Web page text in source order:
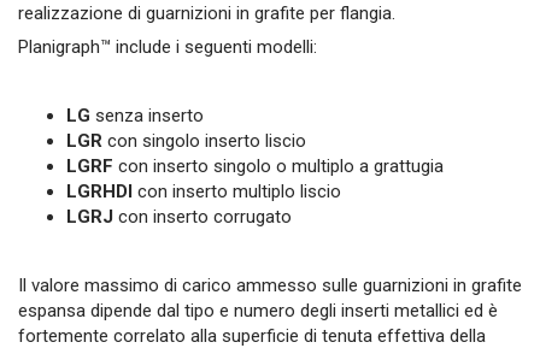
realizzazione di guarnizioni in grafite per flangia.
Planigraph™ include i seguenti modelli:
LG senza inserto
LGR con singolo inserto liscio
LGRF con inserto singolo o multiplo a grattugia
LGRHDI con inserto multiplo liscio
LGRJ con inserto corrugato
Il valore massimo di carico ammesso sulle guarnizioni in grafite
espansa dipende dal tipo e numero degli inserti metallici ed è
fortemente correlato alla superficie di tenuta effettiva della